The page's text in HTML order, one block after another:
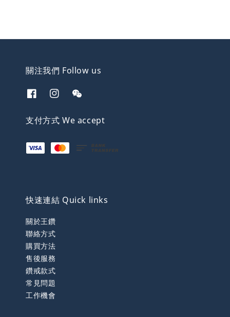
關注我們 Follow us
支付方式 We accept
快速連結 Quick links
關於王鑽
聯絡方式
購買方法
售後服務
鑽戒款式
常見問題
工作機會